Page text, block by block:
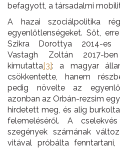
befagyott, a társadalmi
A hazai szociálpolitika
egyenlőtlenségeket. Sőt,
Szikra Dorottya 2014-es
Vastagh Zoltán 2017-
kimutatta[3]: a magyar
csökkentette, hanem
pedig növelte az
azonban az Orbán-rezsim
hirdetett meg, és alig
felemeléséről. A
szegények számának
vitával próbálta